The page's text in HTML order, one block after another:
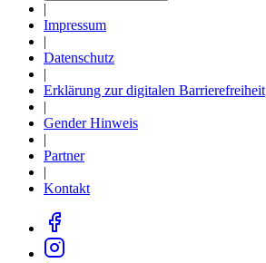
|
Impressum
|
Datenschutz
|
Erklärung zur digitalen Barrierefreiheit
|
Gender Hinweis
|
Partner
|
Kontakt